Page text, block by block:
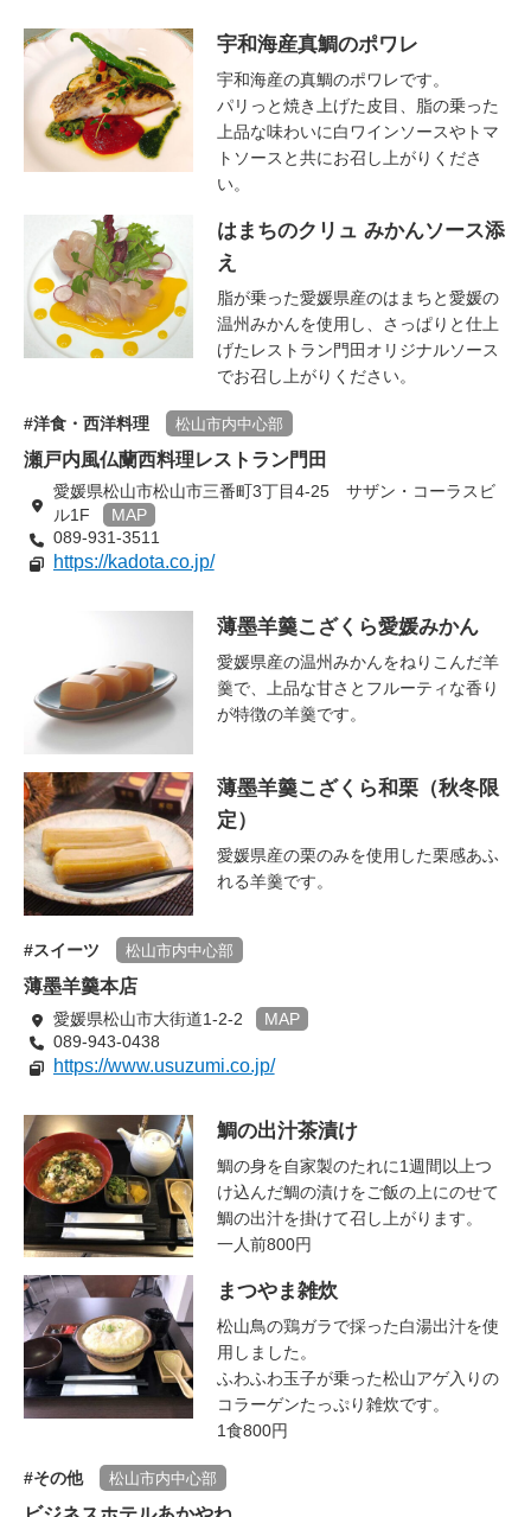
宇和海産真鯛のポワレ
宇和海産の真鯛のポワレです。
パリっと焼き上げた皮目、脂の乗った
上品な味わいに白ワインソースやトマ
トソースと共にお召し上がりくださ
い。
はまちのクリュ みかんソース添
え
脂が乗った愛媛県産のはまちと愛媛の
温州みかんを使用し、さっぱりと仕上
げたレストラン門田オリジナルソース
でお召し上がりください。
洋食・西洋料理 松山市内中心部
瀬戸内風仏蘭西料理レストラン門田
愛媛県松山市松山市三番町3丁目4-25 サザン・コーラスビ
ル1F
MAP
089-931-3511
https://kadota.co.jp/
薄墨羊羹こざくら愛媛みかん
愛媛県産の温州みかんをねりこんだ羊
羹で、上品な甘さとフルーティな香り
が特徴の羊羹です。
薄墨羊羹こざくら和栗（秋冬限
定）
愛媛県産の栗のみを使用した栗感あふ
れる羊羹です。
スイーツ 松山市内中心部
薄墨羊羹本店
愛媛県松山市大街道1-2-2
MAP
089-943-0438
https://www.usuzumi.co.jp/
鯛の出汁茶漬け
鯛の身を自家製のたれに1週間以上つ
け込んだ鯛の漬けをご飯の上にのせて
鯛の出汁を掛けて召し上がります。
一人前800円
まつやま雑炊
松山鳥の鶏ガラで採った白湯出汁を使
用しました。
ふわふわ玉子が乗った松山アゲ入りの
コラーゲンたっぷり雑炊です。
1食800円
その他 松山市内中心部